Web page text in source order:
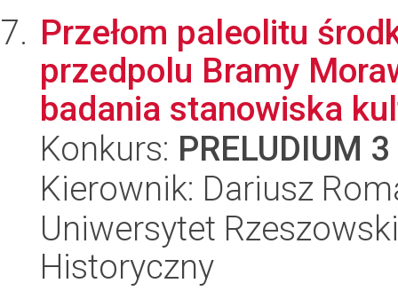
Przełom paleolitu
przedpolu Bramy
badania stanowiska
Konkurs: PRELUDIUM 3
Kierownik: Dariusz
Uniwersytet
Historyczny